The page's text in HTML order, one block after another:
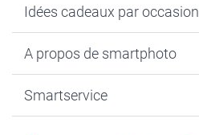
Calendrier photo & Agenda photo
Tirage photo & agrandissement
Faire-part & Cartes
Idées cadeaux par occasion
Anniversaire
Naissance & baptême
A propos de smartphoto
Plan du site
Smartservice